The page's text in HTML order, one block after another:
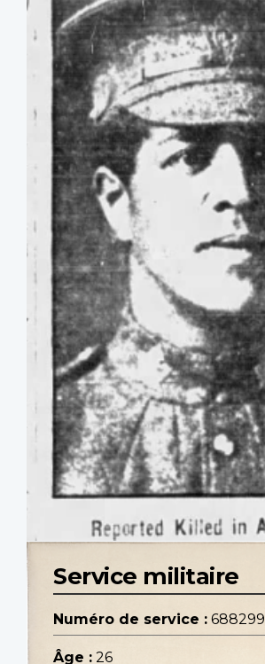
Service militaire
Numéro de service : 688299
Âge : 26